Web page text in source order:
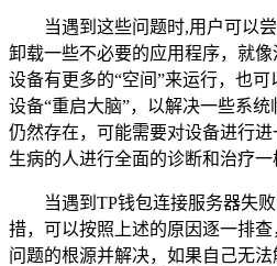
当遇到这些问题时,用户可以
卸载一些不必要的应用程序，就
设备有更多的“空间”来运行，也
设备“重启大脑”，以解决一些系
仍然存在，可能需要对设备进行
生病的人进行全面的诊断和治疗一
当遇到TP钱包连接服务器失
措，可以按照上述的原因逐一排
问题的根源并解决，如果自己无